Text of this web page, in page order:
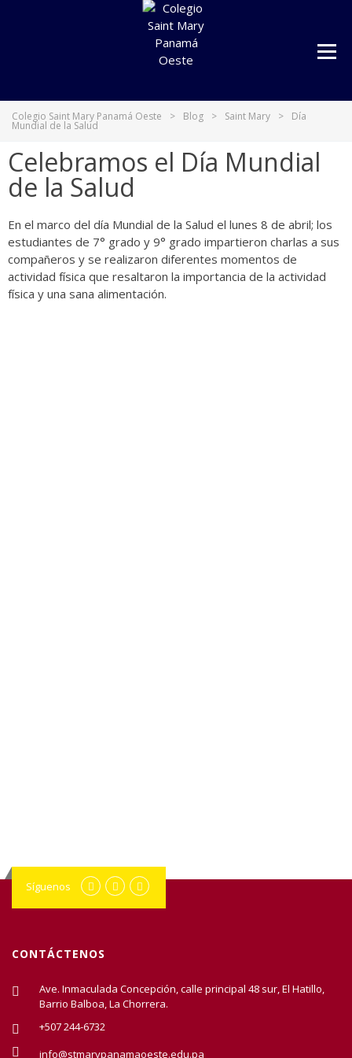
COLEGIO SAINT MARY
PANAMÁ OESTE
Colegio Saint Mary Panamá Oeste > Blog > Saint Mary > Día
Mundial de la Salud
Celebramos el Día Mundial
de la Salud
En el marco del día Mundial de la Salud el lunes 8 de abril; los
estudiantes de 7° grado y 9° grado impartieron charlas a sus
compañeros y se realizaron diferentes momentos de
actividad física que resaltaron la importancia de la actividad
física y una sana alimentación.
Síguenos
CONTÁCTENOS
Ave. Inmaculada Concepción, calle principal 48 sur, El Hatillo,
Barrio Balboa, La Chorrera.
+507 244-6732
info@stmarypanamaoeste.edu.pa